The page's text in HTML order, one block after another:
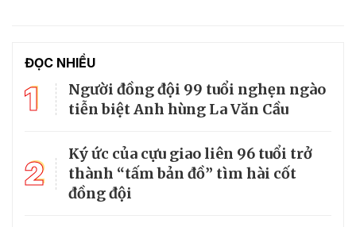
ĐỌC NHIỀU
1
Người đồng đội 99 tuổi nghẹn ngào
tiễn biệt Anh hùng La Văn Cầu
2
Ký ức của cựu giao liên 96 tuổi trở
thành “tấm bản đồ” tìm hài cốt
đồng đội